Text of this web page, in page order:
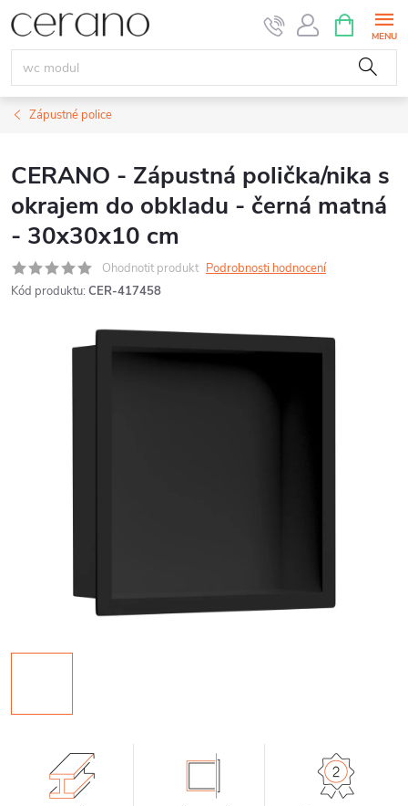
Přejít
na
obsah
NÁKUPNÍ
KOŠÍK
Zápustné police
CERANO - Zápustná polička/nika s
okrajem do obkladu - černá matná
- 30x30x10 cm
Ohodnotit produkt Podrobnosti hodnocení
Kód produktu: CER-417458